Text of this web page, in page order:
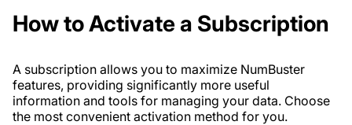
How to Activate a Subscription
A subscription allows you to maximize NumBuster
features, providing significantly more useful
information and tools for managing your data. Choose
the most convenient activation method for you.